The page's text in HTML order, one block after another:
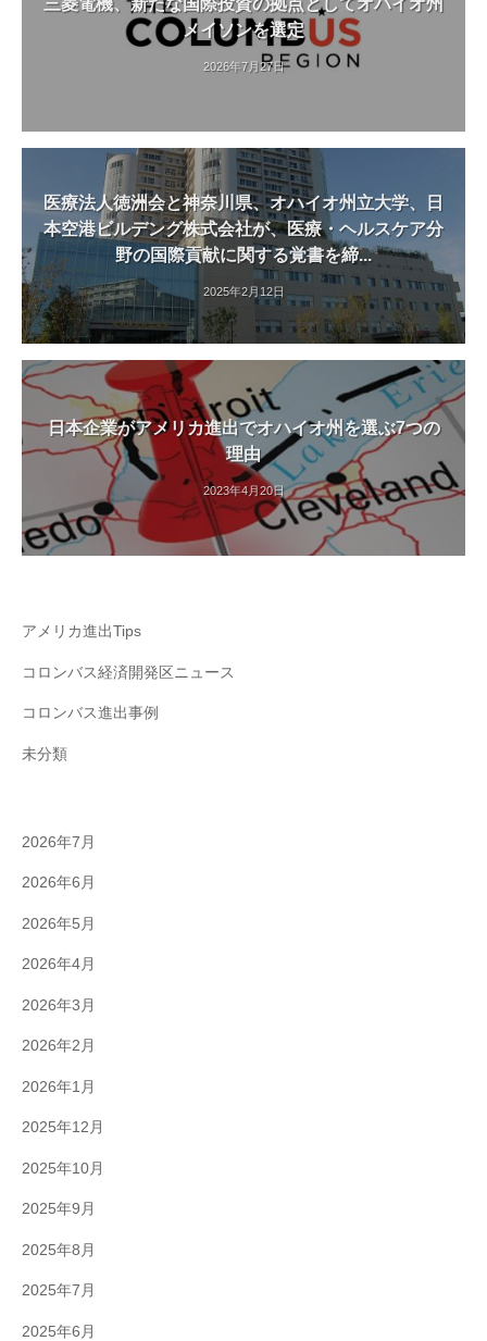
メイソンを選定
2026年7月27日
医療法人徳洲会と神奈川県、オハイオ州立大学、日
本空港ビルデング株式会社が、医療・ヘルスケア分
野の国際貢献に関する覚書を締...
2025年2月12日
日本企業がアメリカ進出でオハイオ州を選ぶ7つの
理由
2023年4月20日
アメリカ進出Tips
コロンバス経済開発区ニュース
コロンバス進出事例
未分類
2026年7月
2026年6月
2026年5月
2026年4月
2026年3月
2026年2月
2026年1月
2025年12月
2025年10月
2025年9月
2025年8月
2025年7月
2025年6月